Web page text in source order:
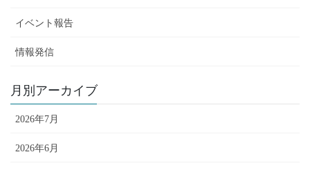
イベント報告
情報発信
月別アーカイブ
2026年7月
2026年6月